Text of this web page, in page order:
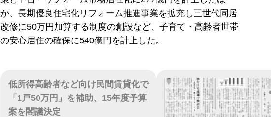
か、長期優良住宅化リフォーム推進事業を拡充し三世代同居
改修に50万円加算する制度の創設など、子育て・高齢者世帯
の安心居住の確保に540億円を計上した。
低所得高齢者など向け民間賃貸化で
「1戸50万円」を補助、15年度予算
案を閣議決定